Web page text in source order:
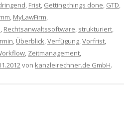
, Frist, Getting things done, GTD,
, MyLawFirm,
, Rechtsanwaltssoftware, strukturiert,
, Überblick,Verfügung,Vorfrist,
, Zeitmanagement,
von kanzleirechner.de GmbH.